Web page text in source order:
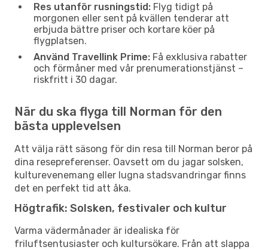
Res utanför rusningstid: Flyg tidigt på
morgonen eller sent på kvällen tenderar att
erbjuda bättre priser och kortare köer på
flygplatsen.
Använd Travellink Prime: Få exklusiva rabatter
och förmåner med vår prenumerationstjänst –
riskfritt i 30 dagar.
När du ska flyga till Norman för den
bästa upplevelsen
Att välja rätt säsong för din resa till Norman beror på
dina resepreferenser. Oavsett om du jagar solsken,
kulturevenemang eller lugna stadsvandringar finns
det en perfekt tid att åka.
Högtrafik: Solsken, festivaler och kultur
Varma vädermånader är idealiska för
friluftsentusiaster och kultursökare. Från att slappa